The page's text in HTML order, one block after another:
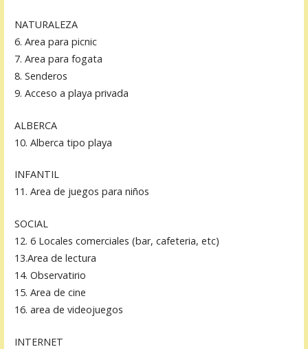
NATURALEZA
6. Area para picnic
7. Area para fogata
8. Senderos
9. Acceso a playa privada
ALBERCA
10. Alberca tipo playa
INFANTIL
11. Area de juegos para niños
SOCIAL
12. 6 Locales comerciales (bar, cafeteria, etc)
13.Area de lectura
14. Observatirio
15. Area de cine
16. area de videojuegos
INTERNET